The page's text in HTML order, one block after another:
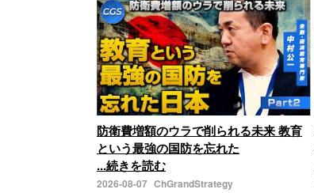
防衛費増額のウラで削られる未来 教育
という最強の国防を忘れた
...続きを読む
2026-08-07 ChGrandStrategy